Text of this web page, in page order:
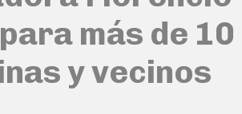
más de 10
y vecinos